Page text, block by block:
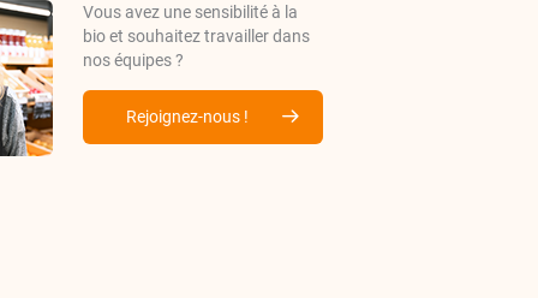
Vous avez une sensibilité à la
bio et souhaitez travailler dans
nos équipes ?
Rejoignez-nous !